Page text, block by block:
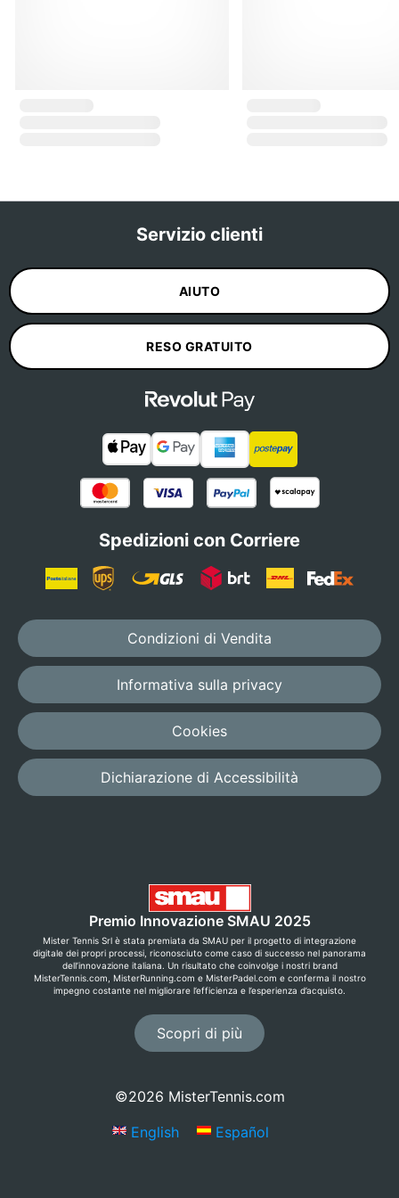
Servizio clienti
AIUTO
RESO GRATUITO
Spedizioni con Corriere
Condizioni di Vendita
Informativa sulla privacy
Cookies
Dichiarazione di Accessibilità
Premio Innovazione SMAU 2025
Mister Tennis Srl è stata premiata da SMAU per il progetto di integrazione
digitale dei propri processi, riconosciuto come caso di successo nel panorama
dell’innovazione italiana. Un risultato che coinvolge i nostri brand
MisterTennis.com, MisterRunning.com e MisterPadel.com e conferma il nostro
impegno costante nel migliorare l’efficienza e l’esperienza d’acquisto.
Scopri di più
©2026 MisterTennis.com
English
Español